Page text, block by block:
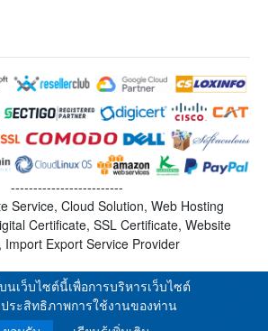
-------------------------
Service, Cloud Solution, Web Hosting
Certificate, SSL Certificate, Website
Import Export Service Provider
นเว็บไซต์นี้เพื่อการบริหารเว็บไซต์
ระสิทธิภาพการใช้งานของท่าน